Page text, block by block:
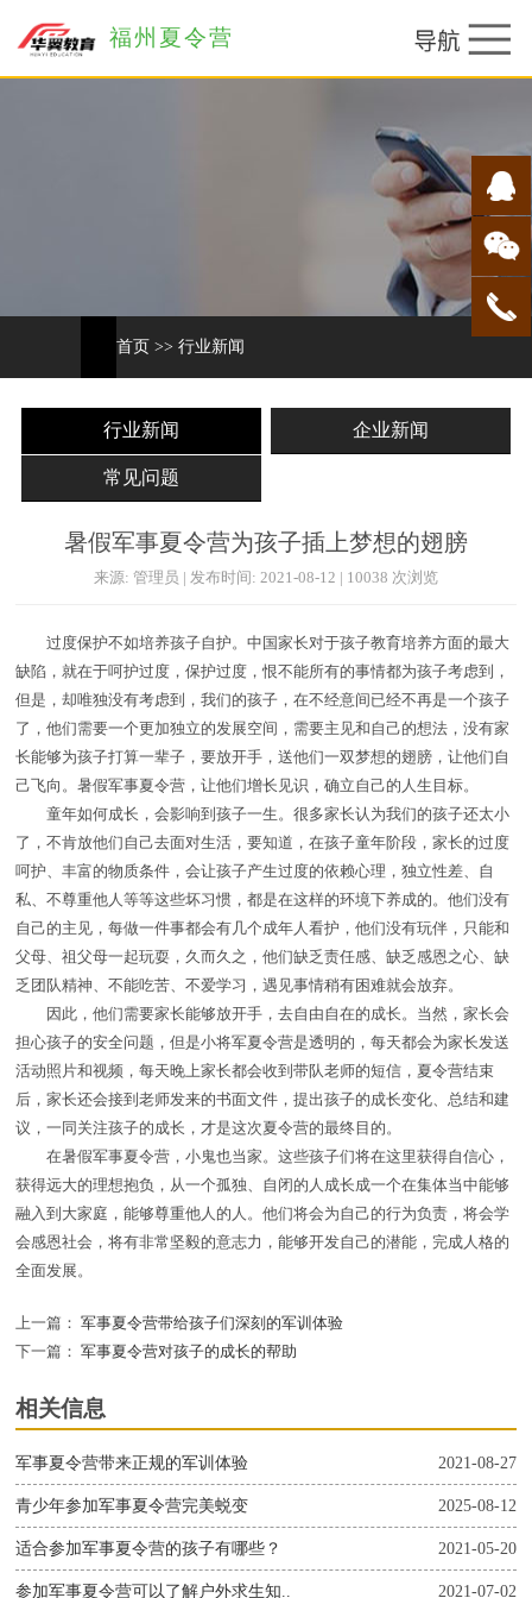
福州夏令营
首页 >> 行业新闻
行业新闻 企业新闻
常见问题
暑假军事夏令营为孩子插上梦想的翅膀
来源: 管理员 | 发布时间: 2021-08-12 | 10038 次浏览
过度保护不如培养孩子自护。中国家长对于孩子教育培养方面的最大
缺陷，就在于呵护过度，保护过度，恨不能所有的事情都为孩子考虑到，
但是，却唯独没有考虑到，我们的孩子，在不经意间已经不再是一个孩子
了，他们需要一个更加独立的发展空间，需要主见和自己的想法，没有家
长能够为孩子打算一辈子，要放开手，送他们一双梦想的翅膀，让他们自
己飞向。暑假军事夏令营，让他们增长见识，确立自己的人生目标。
童年如何成长，会影响到孩子一生。很多家长认为我们的孩子还太小
了，不肯放他们自己去面对生活，要知道，在孩子童年阶段，家长的过度
呵护、丰富的物质条件，会让孩子产生过度的依赖心理，独立性差、自
私、不尊重他人等等这些坏习惯，都是在这样的环境下养成的。他们没有
自己的主见，每做一件事都会有几个成年人看护，他们没有玩伴，只能和
父母、祖父母一起玩耍，久而久之，他们缺乏责任感、缺乏感恩之心、缺
乏团队精神、不能吃苦、不爱学习，遇见事情稍有困难就会放弃。
因此，他们需要家长能够放开手，去自由自在的成长。当然，家长会
担心孩子的安全问题，但是小将军夏令营是透明的，每天都会为家长发送
活动照片和视频，每天晚上家长都会收到带队老师的短信，夏令营结束
后，家长还会接到老师发来的书面文件，提出孩子的成长变化、总结和建
议，一同关注孩子的成长，才是这次夏令营的最终目的。
在暑假军事夏令营，小鬼也当家。这些孩子们将在这里获得自信心，
获得远大的理想抱负，从一个孤独、自闭的人成长成一个在集体当中能够
融入到大家庭，能够尊重他人的人。他们将会为自己的行为负责，将会学
会感恩社会，将有非常坚毅的意志力，能够开发自己的潜能，完成人格的
全面发展。
上一篇： 军事夏令营带给孩子们深刻的军训体验
下一篇： 军事夏令营对孩子的成长的帮助
相关信息
2021-08-27
军事夏令营带来正规的军训体验
2025-08-12
青少年参加军事夏令营完美蜕变
2021-05-20
适合参加军事夏令营的孩子有哪些？
2021-07-02
参加军事夏令营可以了解户外求生知..